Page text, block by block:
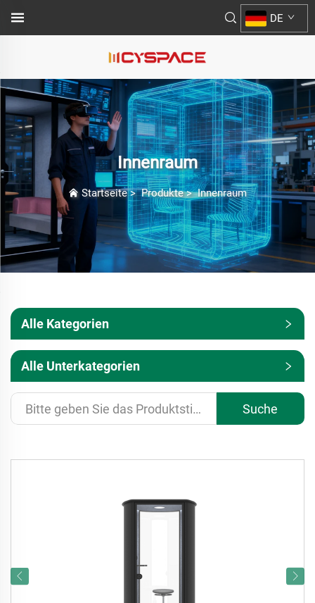
DE
Innenraum
Startseite>Produkte>Innenraum
Alle Kategorien
Alle Unterkategorien
Suche